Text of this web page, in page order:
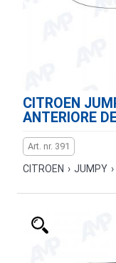
CITROEN
ANTERIORE
Art. nr. 391
CITROEN › JUMPY ›